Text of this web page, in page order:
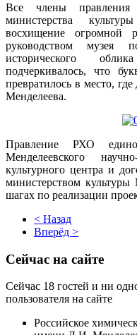
Все члены
министерства
восхищение огромной
руководством музея
исторического
подчеркивалось, что
превратилось в место, где
Менделеева.
Правление РХО
Менделеевского
культурного центра и
министерством
шагах по реализации
< Назад
Вперёд >
Сейчас на сайте
Сейчас 18 гостей и ни
пользователя на сайте
Российское